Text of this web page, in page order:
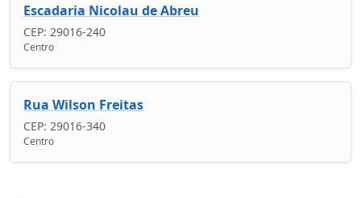
Escadaria Nicolau de Abreu
CEP: 29016-240
Centro
Rua Wilson Freitas
CEP: 29016-340
Centro